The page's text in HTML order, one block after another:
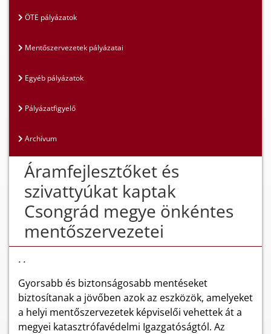
ÖTE pályázatok
Mentőszervezetek pályázatai
Egyéb pályázatok
Pályázatfigyelő
Archívum
Áramfejlesztőket és
szivattyúkat kaptak
Csongrád megye önkéntes
mentőszervezetei
. .
Gyorsabb és biztonságosabb mentéseket
biztosítanak a jövőben azok az eszközök, amelyeket
a helyi mentőszervezetek képviselői vehettek át a
megyei katasztrófavédelmi Igazgatóságtól. Az